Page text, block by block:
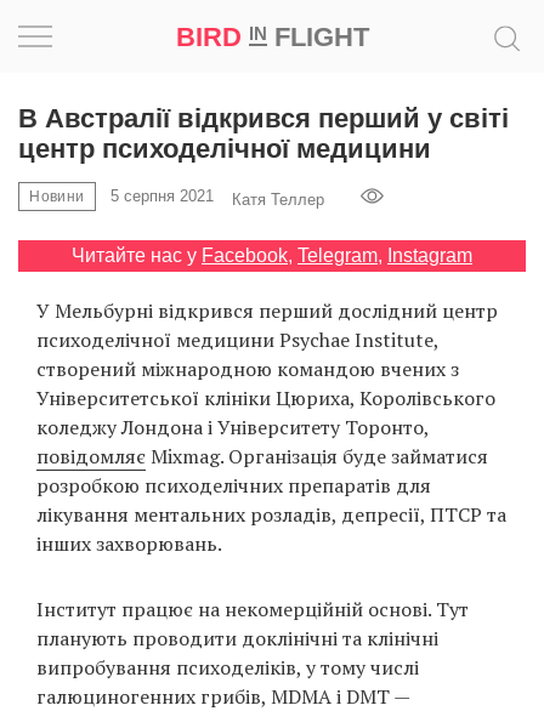
BIRD INFLIGHT
В Австралії відкрився перший у світі
центр психоделічної медицини
Новини 5 серпня 2021 Катя Теллер
Читайте нас у Facebook, Telegram, Instagram
У Мельбурні відкрився перший дослідний центр
психоделічної медицини Psychae Institute,
створений міжнародною командою вчених з
Університетської клініки Цюриха, Королівського
коледжу Лондона і Університету Торонто,
повідомляєMixmag. Організація буде займатися
розробкою психоделічних препаратів для
лікування ментальних розладів, депресії, ПТСР та
інших захворювань.
Інститут працює на некомерційній основі. Тут
планують проводити доклінічні та клінічні
випробування психоделіків, у тому числі
галюциногенних грибів, MDMA і DMT —